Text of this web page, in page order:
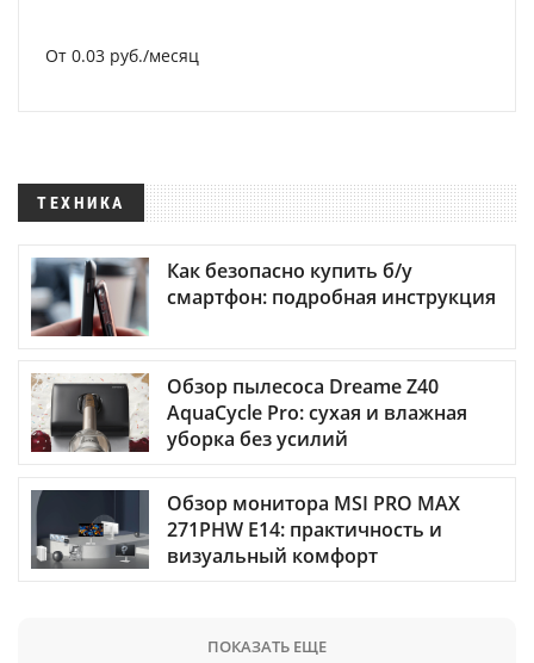
От 0.03 руб./месяц
ТЕХНИКА
Как безопасно купить б/у
смартфон: подробная инструкция
Обзор пылесоса Dreame Z40
AquaCycle Pro: сухая и влажная
уборка без усилий
Обзор монитора MSI PRO MAX
271PHW E14: практичность и
визуальный комфорт
ПОКАЗАТЬ ЕЩЕ